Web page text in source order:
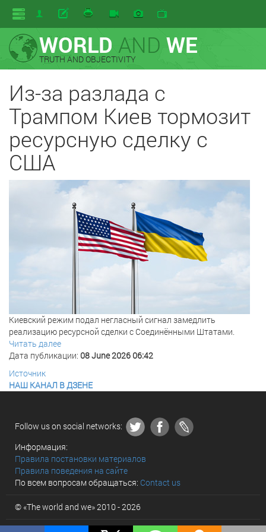
WORLD AND WE
TRUTH AND OBJECTIVITY
Из-за разлада с
Трампом Киев тормозит
ресурсную сделку с
США
Киевский режим подал негласный сигнал замедлить
реализацию ресурсной сделки с Соединёнными Штатами.
Читать далее
Дата публикации: 08 June 2026 06:42
Источник
НАШ КАНАЛ В ДЗЕНЕ
Follow us on social networks:
Информация:
Правила постановки материалов
Правила поведения на сайте
По всем вопросам обращаться: Contact us
© «The world and we» 2010 - 2026